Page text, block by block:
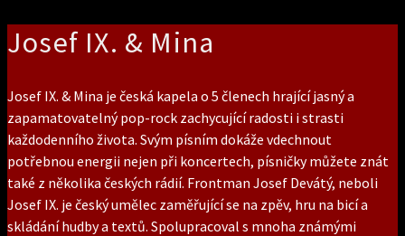
Josef IX. & Mina
Josef IX. & Mina je česká kapela o 5 členech hrající jasný a
zapamatovatelný pop-rock zachycující radosti i strasti
každodenního života. Svým písním dokáže vdechnout
potřebnou energii nejen při koncertech, písničky můžete znát
také z několika českých rádií. Frontman Josef Devátý, neboli
Josef IX. je český umělec zaměřující se na zpěv, hru na bicí a
skládání hudby a textů. Spolupracoval s mnoha známými